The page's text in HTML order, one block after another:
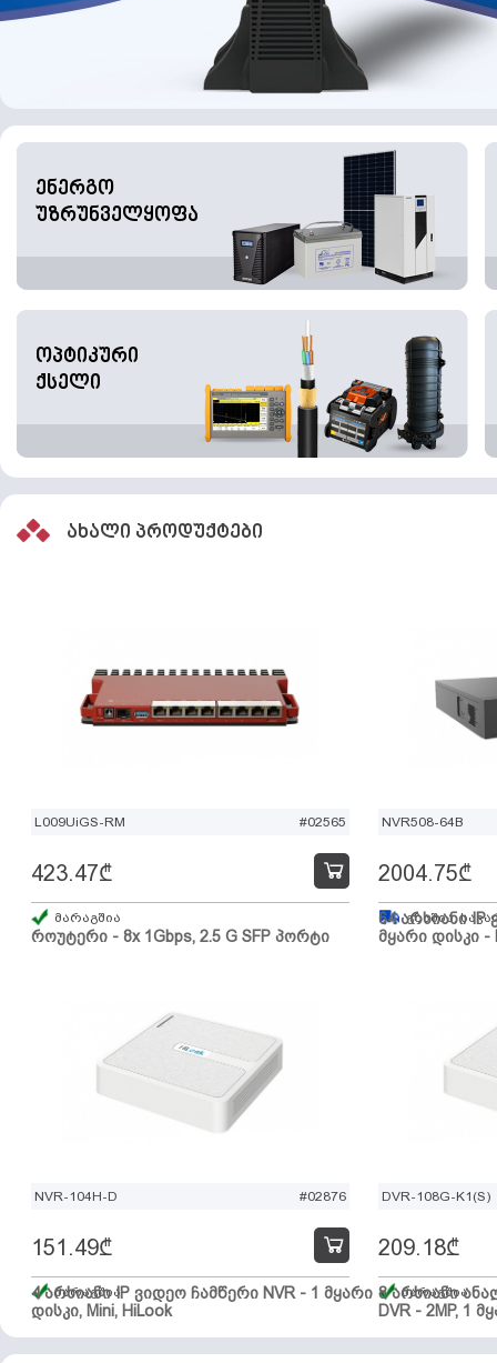
ენერგო
უზრუნველყოფა
ოპტიკური
ქსელი
ახალი პროდუქტები
L009UiGS-RM #02565
როუტერი - 8x 1Gbps, 2.5 G SFP პორტი
423.47₾
მარაგშია
NVR508-64B
64 არხიანი IP
მყარი დისკი -
2004.75₾
გზაშია,
NVR-104H-D #02876
4 არხიანი IP ვიდეო ჩამწერი NVR - 1 მყარი
დისკი, Mini, HiLook
151.49₾
მარაგშია
DVR-108G-K1(S)
8 არხიანი
DVR - 2MP, 1
209.18₾
მარაგშია